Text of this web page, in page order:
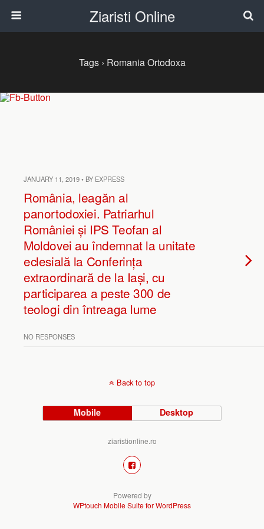
Ziaristi Online
Tags › Romania Ortodoxa
JANUARY 11, 2019 • BY EXPRESS
România, leagăn al
panortodoxiei. Patriarhul
României și IPS Teofan al
Moldovei au îndemnat la unitate
eclesială la Conferința
extraordinară de la Iași, cu
participarea a peste 300 de
teologi din întreaga lume
NO RESPONSES
Back to top
Mobile Desktop
ziaristionline.ro
Powered by
WPtouch Mobile Suite for WordPress